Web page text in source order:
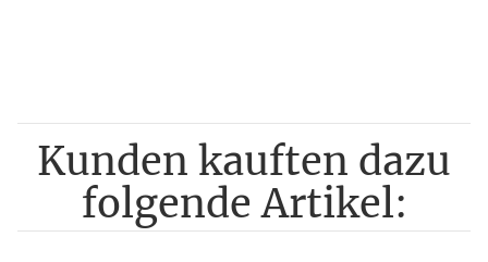
Kunden kauften dazu
folgende Artikel: